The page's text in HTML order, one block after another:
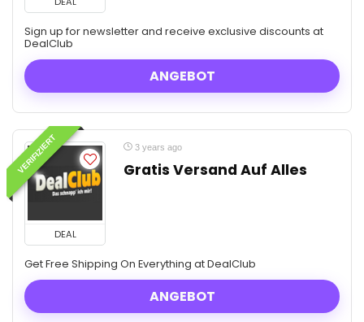
Sign up for newsletter and receive exclusive discounts at
DealClub
ANGEBOT
VERIFIZIERT
DEAL
3 years ago
Gratis Versand Auf Alles
Get Free Shipping On Everything at DealClub
ANGEBOT